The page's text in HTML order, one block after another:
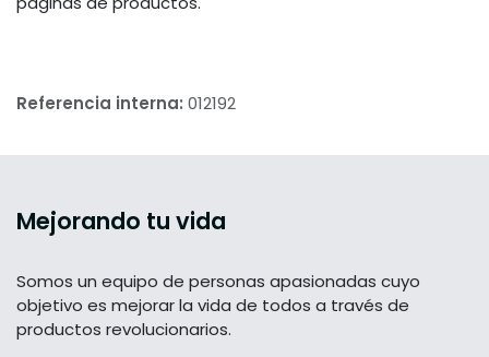
Referencia interna: 012192
Mejorando tu vida
Somos un equipo de personas apasionadas cuyo
objetivo es mejorar la vida de todos a través de
productos revolucionarios.